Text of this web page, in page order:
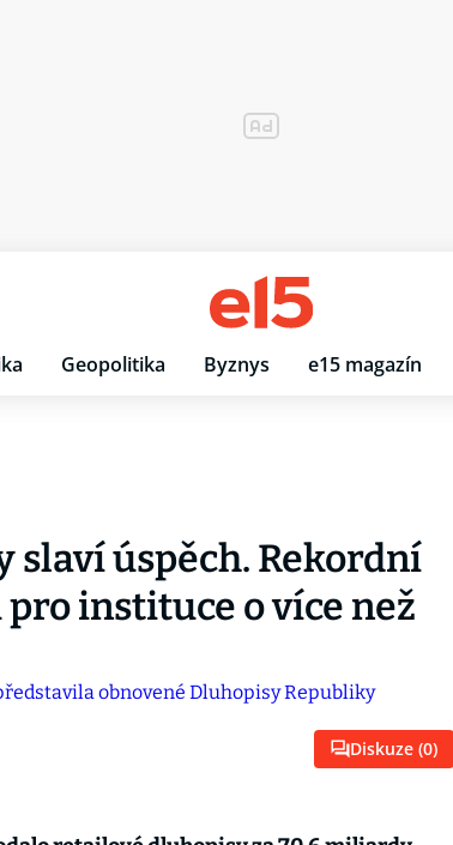
Geopolitika Byznys e15 magazín
slaví úspěch. Rekordní
instituce o více než
Diskuze (0)